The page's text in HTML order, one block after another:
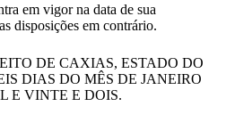
em vigor na data de sua
disposições em contrário.
DE CAXIAS, ESTADO DO
DIAS DO MÊS DE JANEIRO
E VINTE E DOIS.